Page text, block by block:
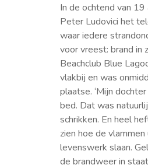
In de ochtend van 19
Peter Ludovici het
waar iedere
voor vreest: brand in
Beachclub Blue
vlakbij en was
plaatse. ‘Mijn
bed. Dat was
schrikken. En heel
zien hoe de vlammen
levenswerk slaan.
de brandweer in